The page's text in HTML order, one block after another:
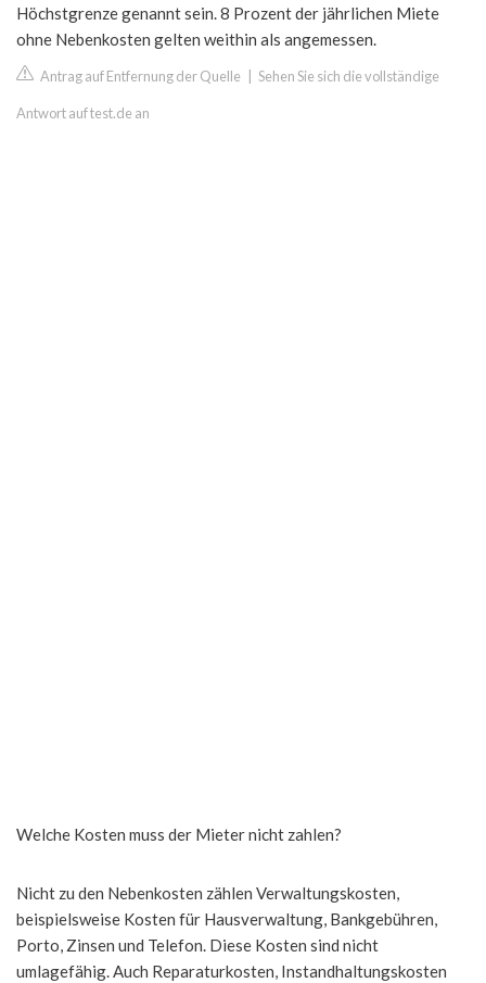
Höchstgrenze genannt sein. 8 Prozent der jährlichen Miete
ohne Nebenkosten gelten weithin als angemessen.
Antrag auf Entfernung der Quelle Sehen Sie sich die vollständige
Antwort auf test.de an
Welche Kosten muss der Mieter nicht zahlen?
Nicht zu den Nebenkosten zählen Verwaltungskosten,
beispielsweise Kosten für Hausverwaltung, Bankgebühren,
Porto, Zinsen und Telefon. Diese Kosten sind nicht
umlagefähig. Auch Reparaturkosten, Instandhaltungskosten